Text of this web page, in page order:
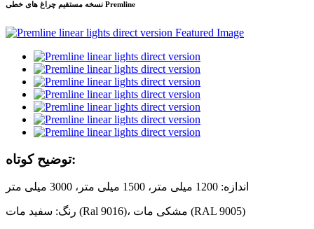
نسخه مستقیم چراغ های خطی Premline
توضیح کوتاه:
اندازه: 1200 میلی متر، 1500 میلی متر، 3000 میلی متر
رنگ: سفید مات (Ral 9016)، مشکی مات (RAL 9005)